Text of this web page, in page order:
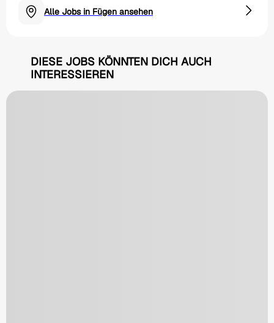
Alle Jobs in Fügen ansehen
DIESE JOBS KÖNNTEN DICH AUCH
INTERESSIEREN